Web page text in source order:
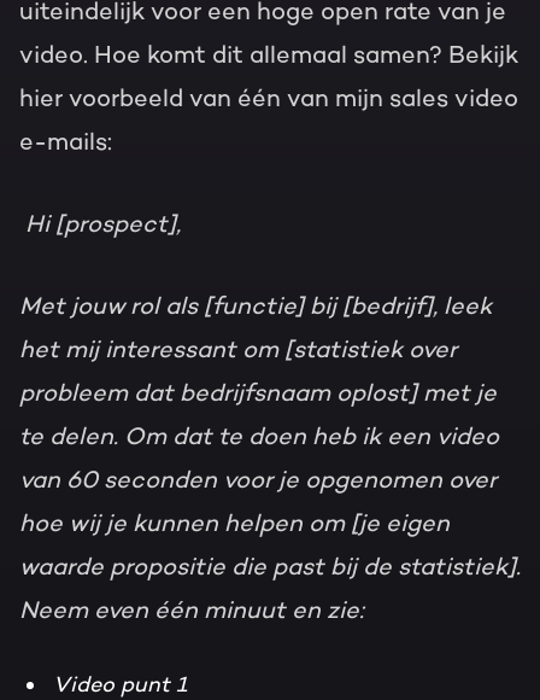
uiteindelijk voor een hoge open rate van je
video. Hoe komt dit allemaal samen? Bekijk
hier voorbeeld van één van mijn sales video
e-mails:
Hi [prospect],
Met jouw rol als [functie] bij [bedrijf], leek
het mij interessant om [statistiek over
probleem dat bedrijfsnaam oplost] met je
te delen. Om dat te doen heb ik een video
van 60 seconden voor je opgenomen over
hoe wij je kunnen helpen om [je eigen
waarde propositie die past bij de statistiek].
Neem even één minuut en zie:
Video punt 1